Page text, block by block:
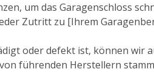
um das Garagenschloss
Zutritt zu [Ihrem
oder defekt ist, können
führenden Herstellern